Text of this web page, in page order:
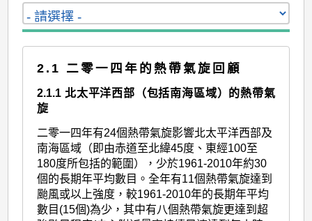
2.1 二零一四年的熱帶氣旋回顧
2.1.1 北太平洋西部（包括南海區域）的熱帶氣
旋
二零一四年有24個熱帶氣旋影響北太平洋西部及
南海區域（即由赤道至北緯45度、東經100至
180度所包括的範圍），少於1961-2010年約30
個的長期年平均數目。全年有11個熱帶氣旋達到
颱風或以上強度，較1961-2010年的長期年平均
數目(15個)為少，其中有八個熱帶氣旋更達到超